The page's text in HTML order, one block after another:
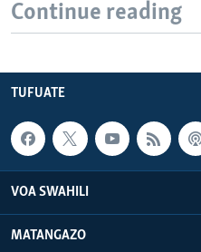
Continue reading
TUFUATE
VOA SWAHILI
MATANGAZO